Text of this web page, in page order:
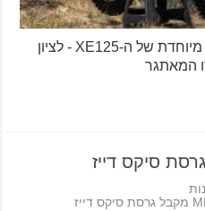
פנטיק מציגים גרסת סיקס דייז מיוחדת של ה-XE125 - לציון